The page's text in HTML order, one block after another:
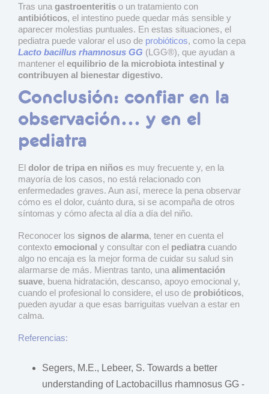
Tras una gastroenteritis o un tratamiento con
antibióticos, el intestino puede quedar más sensible y
aparecer molestias puntuales. En estas situaciones, el
pediatra puede valorar el uso de probióticos, como la cepa
Lacto bacillus rhamnosus GG (LGG®), que ayudan a
mantener el equilibrio de la microbiota intestinal y
contribuyen al bienestar digestivo.
Conclusión: confiar en la
observación… y en el
pediatra
El dolor de tripa en niños es muy frecuente y, en la
mayoría de los casos, no está relacionado con
enfermedades graves. Aun así, merece la pena observar
cómo es el dolor, cuánto dura, si se acompaña de otros
síntomas y cómo afecta al día a día del niño.
Reconocer los signos de alarma, tener en cuenta el
contexto emocional y consultar con el pediatra cuando
algo no encaja es la mejor forma de cuidar su salud sin
alarmarse de más. Mientras tanto, una alimentación
suave, buena hidratación, descanso, apoyo emocional y,
cuando el profesional lo considere, el uso de probióticos,
pueden ayudar a que esas barriguitas vuelvan a estar en
calma.
Referencias:
Segers, M.E., Lebeer, S. Towards a better
understanding of Lactobacillus rhamnosus GG -